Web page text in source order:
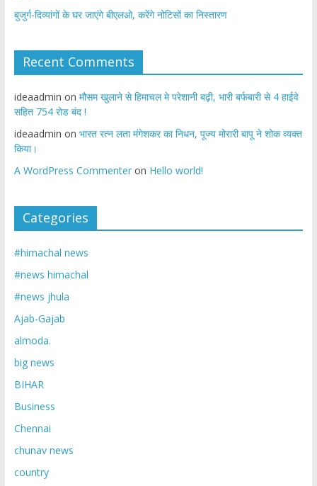
बुजुर्ग-दिव्यांगों के घर जाएंगे बीएलओ, करेंगे नोटिसों का निस्तारण
Recent Comments
ideaadmin on मौसम खुलाने से हिमाचल मे परेशानी बढ़ी, भारी बर्फबारी से 4 हाईवे
सहित 754 रोड बंद !
ideaadmin on भारत रत्न लता मंगेशकर का निधन, पूज्य मोरारी बापू ने शोक व्यक्त
किया।
A WordPress Commenteron Hello world!
Categories
#himachal news
#news himachal
#news jhula
Ajab-Gajab
almoda.
big news
BIHAR
Business
Chennai
chunav news
country